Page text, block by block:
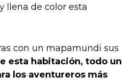
llena de color esta
con un mapamundi sus
esta habitación, todo un
los aventureros más